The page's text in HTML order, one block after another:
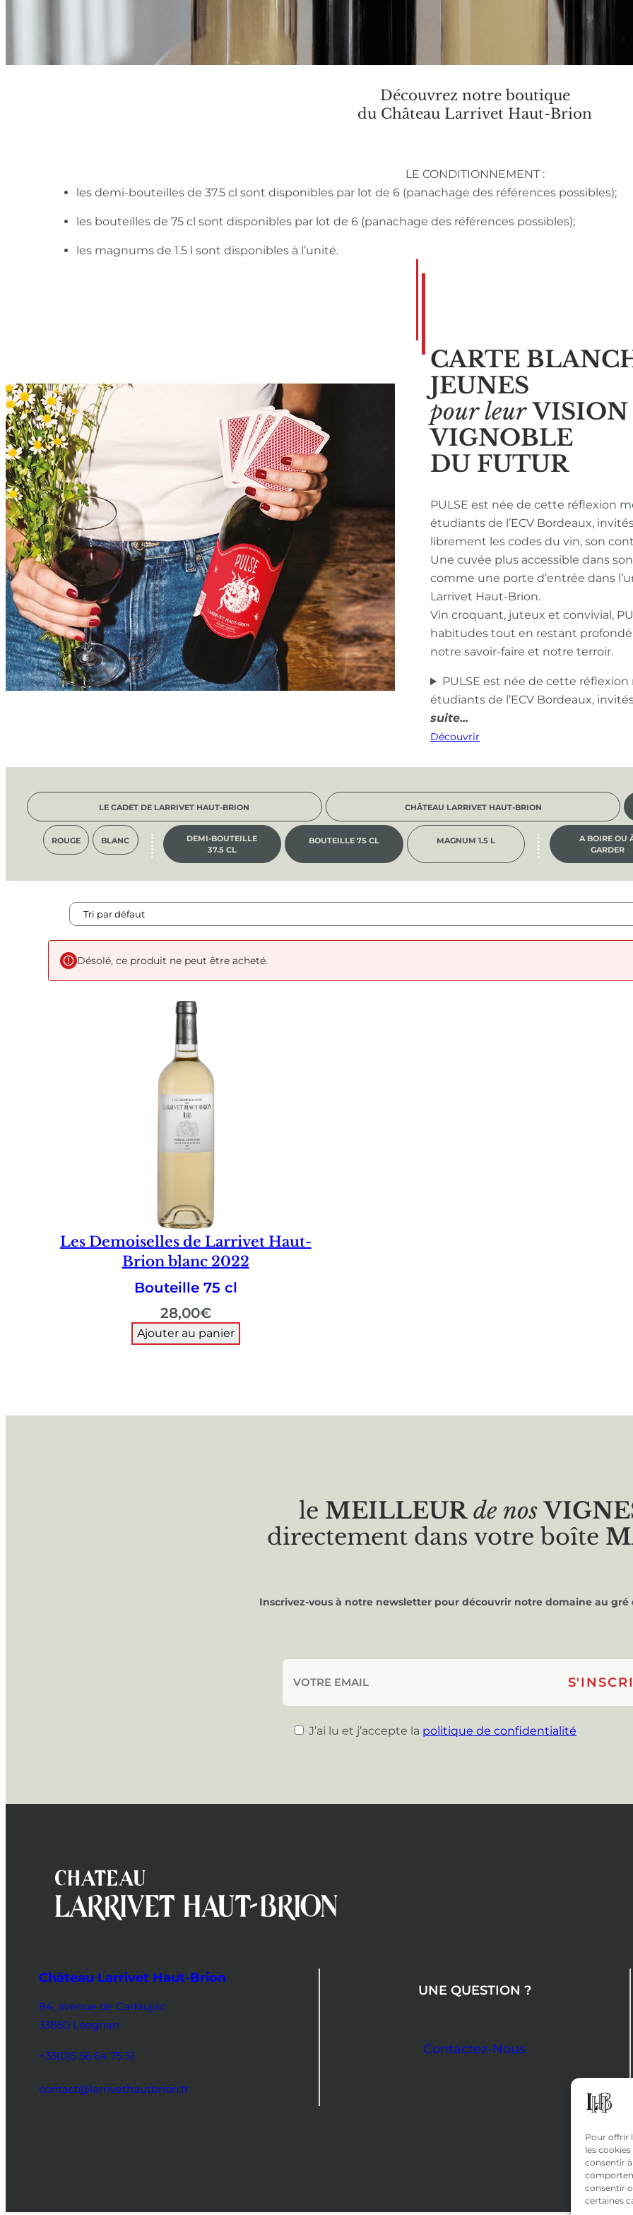
Pour offrir
les
consentir
consentir
certaines
Découvrez notre boutique
du Château Larrivet Haut-Brion
LE CONDITIONNEMENT :
les demi-bouteilles de 37.5 cl sont disponibles par lot de 6 (panachage des références possibles);
les bouteilles de 75 cl sont disponibles par lot de 6 (panachage des références possibles);
les magnums de 1.5 l sont disponibles à l’unité.
CARTE
JEUNES
pour leur
VIGNOBLE
DU FUTUR
PULSE est née de cette réflexion
étudiants de l’ECV Bordeaux,
librement les codes du vin, son
Une cuvée plus accessible dans
comme une porte d’entrée dans
Larrivet Haut-Brion.
Vin croquant, juteux et convivial,
habitudes tout en restant
notre savoir-faire et notre terroir.
PULSE est née de cette réflexion
étudiants de l’ECV Bordeaux,
Découvrir
LE CADET DE LARRIVET HAUT-BRION CHÂTEAU LARRIVET HAUT-BRION
ROUGE BLANC
DEMI-BOUTEILLE
37.5 CL
BOUTEILLE 75 CL MAGNUM 1.5 L
A BOIRE OU
GARDER
Désolé, ce produit ne peut être acheté.
Les Demoiselles de Larrivet Haut-
Brion blanc 2022
Bouteille 75 cl
28,00€
Ajouter au panier
le MEILLEUR de nos
directement dans votre boîte
Inscrivez-vous à notre newsletter pour découvrir notre domaine au gré
J’ai lu et j’accepte la politique de confidentialité
Château Larrivet Haut-Brion
84, avenue de Cadaujac
33850 Léognan
+33(0)5 56 64 75 51
contact@larrivethautbrion.fr
UNE QUESTION ?
Contactez-Nous